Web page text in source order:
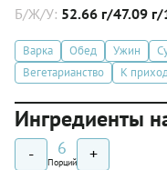
Б/Ж/У: 52.66 г/47.09
Варка Обед Ужин
Вегетарианство
К
Ингредиенты
- 6
Порций +